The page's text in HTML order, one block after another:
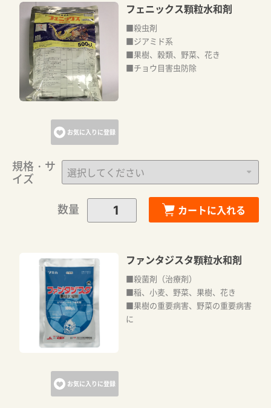
お気に入りに登録
フェニックス顆粒水和剤
■殺虫剤
■ジアミド系
■果樹、穀類、野菜、花き
■チョウ目害虫防除
規格・サ
イズ
数量
カートに入れる
お気に入りに登録
ファンタジスタ顆粒水和剤
■殺菌剤（治療剤）
■稲、小麦、野菜、果樹、花き
■果樹の重要病害、野菜の重要病害
に